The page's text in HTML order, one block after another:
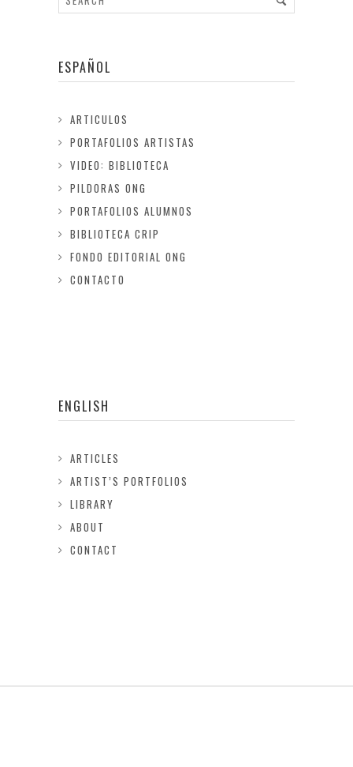
ESPAÑOL
ARTICULOS
PORTAFOLIOS ARTISTAS
VIDEO: BIBLIOTECA
PILDORAS ONG
PORTAFOLIOS ALUMNOS
BIBLIOTECA CRIP
FONDO EDITORIAL ONG
CONTACTO
ENGLISH
ARTICLES
ARTIST’S PORTFOLIOS
LIBRARY
ABOUT
CONTACT